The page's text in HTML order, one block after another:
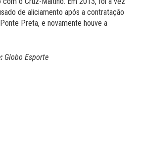
de aliciamento após a contratação
Preta, e novamente houve a
Globo Esporte